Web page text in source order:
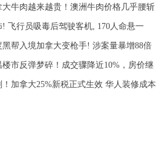
大牛肉越来越贵！澳洲牛肉价格几乎腰斩
! 飞行员吸毒后驾驶客机, 170人命悬一
黑帮入境加拿大变枪手! 涉案量暴增88倍
楼市反弹梦碎！成交骤降近10%，房价继
！加拿大25%新税正式生效 华人装修成本